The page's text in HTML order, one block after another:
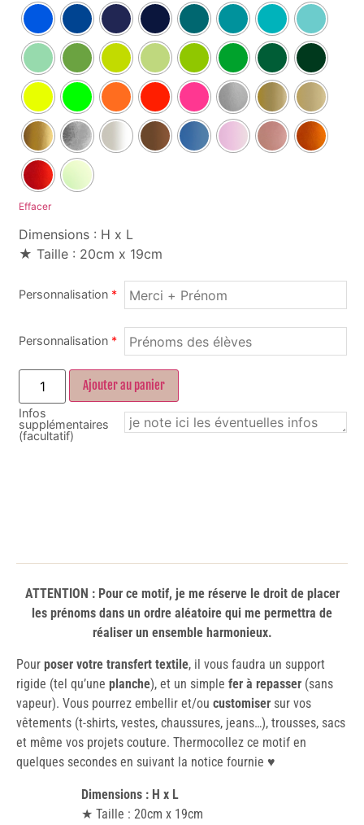
Effacer
Dimensions : H x L
★ Taille : 20cm x 19cm
Personnalisation *
Personnalisation *
Ajouter au panier
Infos
supplémentaires
(facultatif)
ATTENTION : Pour ce motif, je me réserve le droit de placer
les prénoms dans un ordre aléatoire qui me permettra de
réaliser un ensemble harmonieux.
Pour poser votre transfert textile, il vous faudra un support
rigide (tel qu’une planche), et un simple fer à repasser (sans
vapeur). Vous pourrez embellir et/ou customiser sur vos
vêtements (t-shirts, vestes, chaussures, jeans…), trousses, sacs
et même vos projets couture. Thermocollez ce motif en
quelques secondes en suivant la notice fournie ♥️
Dimensions : H x L
★ Taille : 20cm x 19cm